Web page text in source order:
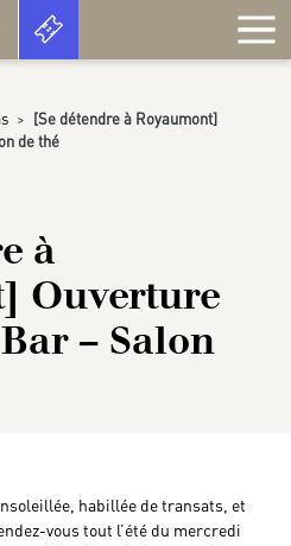
> [Se détendre à Royaumont]
de thé
à
Ouverture
– Salon
habillée de transats, et
vous tout l’été du mercredi